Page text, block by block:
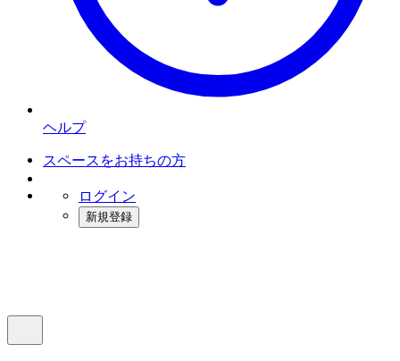
ヘルプ
スペースをお持ちの方
ログイン
新規登録